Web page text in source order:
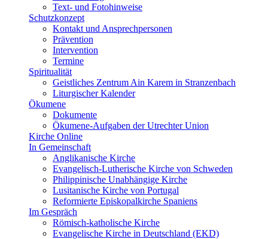
Text- und Fotohinweise
Schutzkonzept
Kontakt und Ansprechpersonen
Prävention
Intervention
Termine
Spiritualität
Geistliches Zentrum Ain Karem in Stranzenbach
Liturgischer Kalender
Ökumene
Dokumente
Ökumene-Aufgaben der Utrechter Union
Kirche Online
In Gemeinschaft
Anglikanische Kirche
Evangelisch-Lutherische Kirche von Schweden
Philippinische Unabhängige Kirche
Lusitanische Kirche von Portugal
Reformierte Episkopalkirche Spaniens
Im Gespräch
Römisch-katholische Kirche
Evangelische Kirche in Deutschland (EKD)